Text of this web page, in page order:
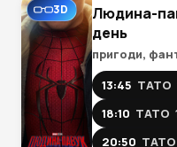
3D
Людина-
день
пригоди,
13:45 ТАТО
18:10 ТАТО
20:50 ТАТО